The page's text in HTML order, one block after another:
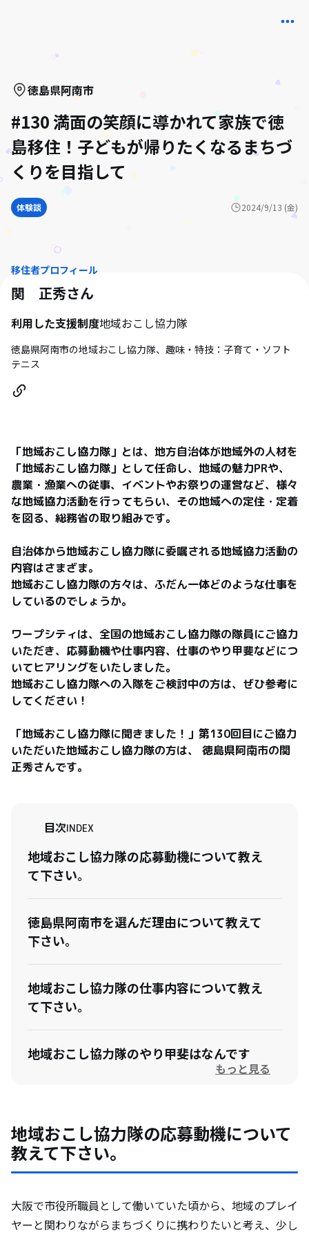
徳島県阿南市
#130 満面の笑顔に導かれて家族で徳
島移住！子どもが帰りたくなるまちづ
くりを目指して
体験談 2024/9/13 (金)
移住者プロフィール
関 正秀さん
利用した支援制度地域おこし協力隊
徳島県阿南市の地域おこし協力隊、趣味・特技：子育て・ソフト
テニス
「地域おこし協力隊」とは、地方自治体が地域外の人材を
「地域おこし協力隊」として任命し、地域の魅力PRや、
農業・漁業への従事、イベントやお祭りの運営など、様々
な地域協力活動を行ってもらい、その地域への定住・定着
を図る、総務省の取り組みです。
自治体から地域おこし協力隊に委嘱される地域協力活動の
内容はさまざま。
地域おこし協力隊の方々は、ふだん一体どのような仕事を
しているのでしょうか。
ワープシティは、全国の地域おこし協力隊の隊員にご協力
いただき、応募動機や仕事内容、仕事のやり甲斐などにつ
いてヒアリングをいたしました。
地域おこし協力隊への入隊をご検討中の方は、ぜひ参考に
してください！
「地域おこし協力隊に聞きました！」第130回目にご協力
いただいた地域おこし協力隊の方は、 徳島県阿南市の関
正秀さんです。
目次INDEX
地域おこし協力隊の応募動機について教え
て下さい。
徳島県阿南市を選んだ理由について教えて
下さい。
地域おこし協力隊の仕事内容について教え
て下さい。
地域おこし協力隊のやり甲斐はなんです
とを教えて下さい。
い。
もっと見る
地域おこし協力隊の応募動機について
教えて下さい。
大阪で市役所職員として働いていた頃から、地域のプレイ
ヤーと関わりながらまちづくりに携わりたいと考え、少し